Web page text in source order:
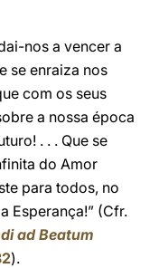
nos a vencer a
se enraiza nos
com os seus
a nossa época
. . . Que se
do Amor
para todos, no
Esperança!” (Cfr.
ad Beatum
).